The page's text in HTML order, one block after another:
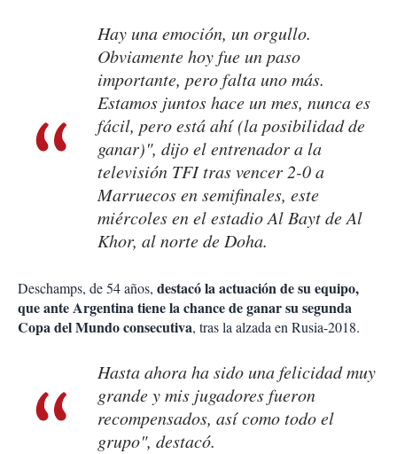
Hay una emoción, un orgullo.
Obviamente hoy fue un paso
importante, pero falta uno más.
Estamos juntos hace un mes, nunca es
fácil, pero está ahí (la posibilidad de
ganar)", dijo el entrenador a la
televisión TFI tras vencer 2-0 a
Marruecos en semifinales, este
miércoles en el estadio Al Bayt de Al
Khor, al norte de Doha.
Deschamps, de 54 años, destacó la actuación de su equipo,
que ante Argentina tiene la chance de ganar su segunda
Copa del Mundo consecutiva, tras la alzada en Rusia-2018.
Hasta ahora ha sido una felicidad muy
grande y mis jugadores fueron
recompensados, así como todo el
grupo", destacó.